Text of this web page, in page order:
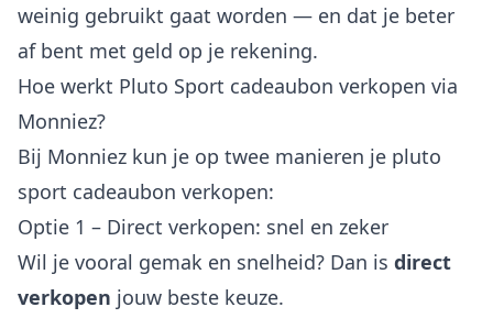
weinig gebruikt gaat worden — en dat je beter
af bent met geld op je rekening.
Hoe werkt Pluto Sport cadeaubon verkopen via
Monniez?
Bij Monniez kun je op twee manieren je pluto
sport cadeaubon verkopen:
Optie 1 – Direct verkopen: snel en zeker
Wil je vooral gemak en snelheid? Dan is direct
verkopen jouw beste keuze.